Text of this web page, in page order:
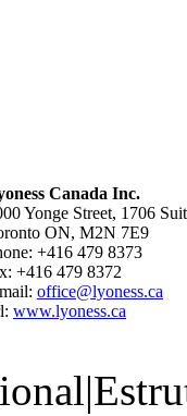
Canada Inc.
Yonge Street, 1706
ON, M2N 7E9
+416 479 8373
+416 479 8372
office@lyoness.ca
www.lyoness.ca